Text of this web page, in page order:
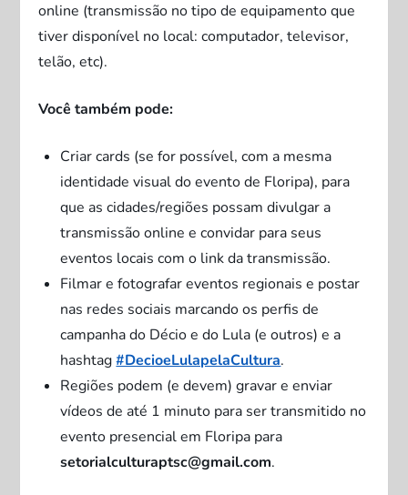
online (transmissão no tipo de equipamento que
tiver disponível no local: computador, televisor,
telão, etc).
Você também pode:
Criar cards (se for possível, com a mesma
identidade visual do evento de Floripa), para
que as cidades/regiões possam divulgar a
transmissão online e convidar para seus
eventos locais com o link da transmissão.
Filmar e fotografar eventos regionais e postar
nas redes sociais marcando os perfis de
campanha do Décio e do Lula (e outros) e a
hashtag#DecioeLulapelaCultura.
Regiões podem (e devem) gravar e enviar
vídeos de até 1 minuto para ser transmitido no
evento presencial em Floripa para
setorialculturaptsc@gmail.com.